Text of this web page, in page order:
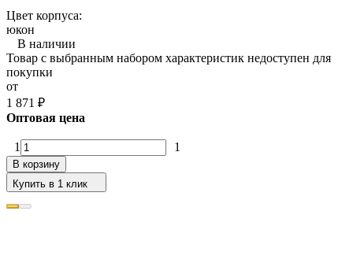
Цвет корпуса:
юкон
В наличии
Товар с выбранным набором характеристик недоступен для
покупки
от
1 871 ₽
Оптовая цена
1 1
В корзину
Купить в 1 клик